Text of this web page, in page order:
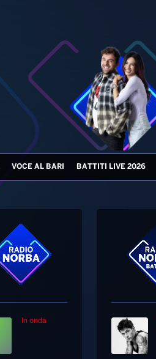
VOCE AL BARI BATTITI LIVE 2026
In onda